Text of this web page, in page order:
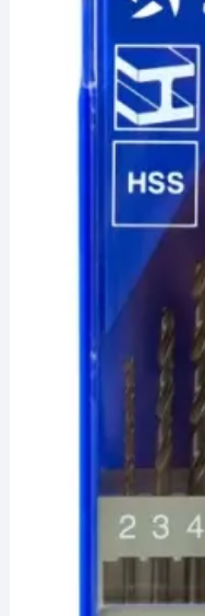
¡Hola! Soy el asesor
Cuéntame qué
aunque no sepas el